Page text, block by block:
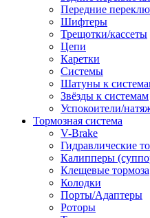
Передние
Шифтеры
Трещотки/кассеты
Цепи
Каретки
Системы
Шатуны к
Звёзды к системам
Успокоители/
Тормозная система
V-Brake
Гидравлические
Калипперы
Клещевые тормоза
Колодки
Порты/Адаптеры
Роторы